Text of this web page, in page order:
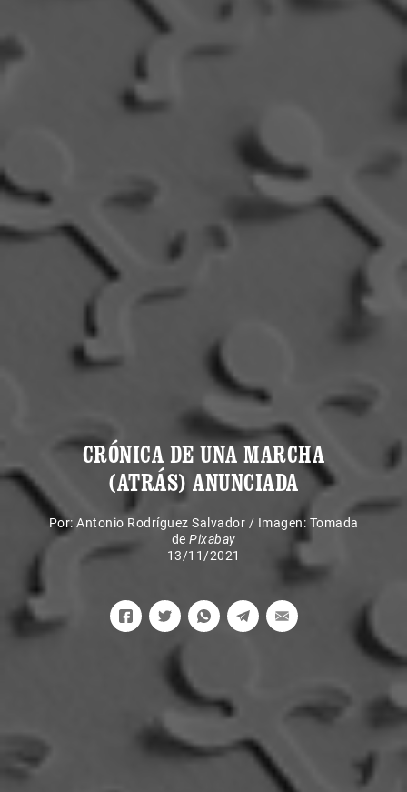
CRÓNICA DE UNA MARCHA
(ATRÁS) ANUNCIADA
Por: Antonio Rodríguez Salvador / Imagen: Tomada
de Pixabay
13/11/2021